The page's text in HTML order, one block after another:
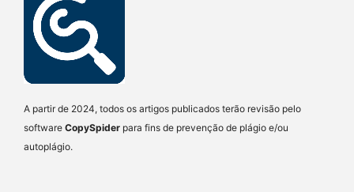
A partir de 2024, todos os artigos publicados terão revisão pelo
software CopySpider para fins de prevenção de plágio e/ou
autoplágio.